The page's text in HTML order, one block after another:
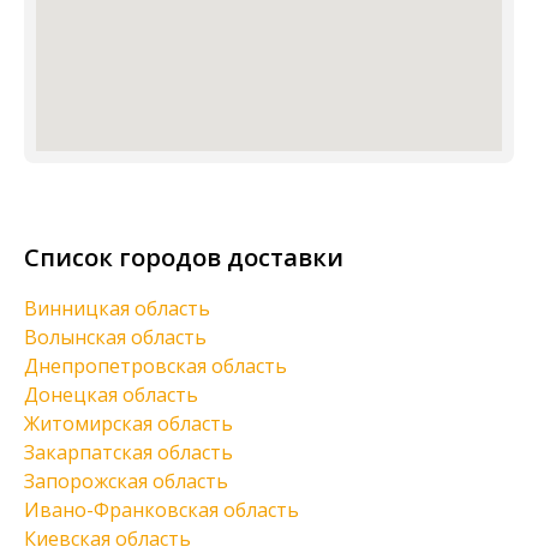
Список городов доставки
Винницкая область
Волынская область
Днепропетровская область
Донецкая область
Житомирская область
Закарпатская область
Запорожская область
Ивано-Франковская область
Киевская область